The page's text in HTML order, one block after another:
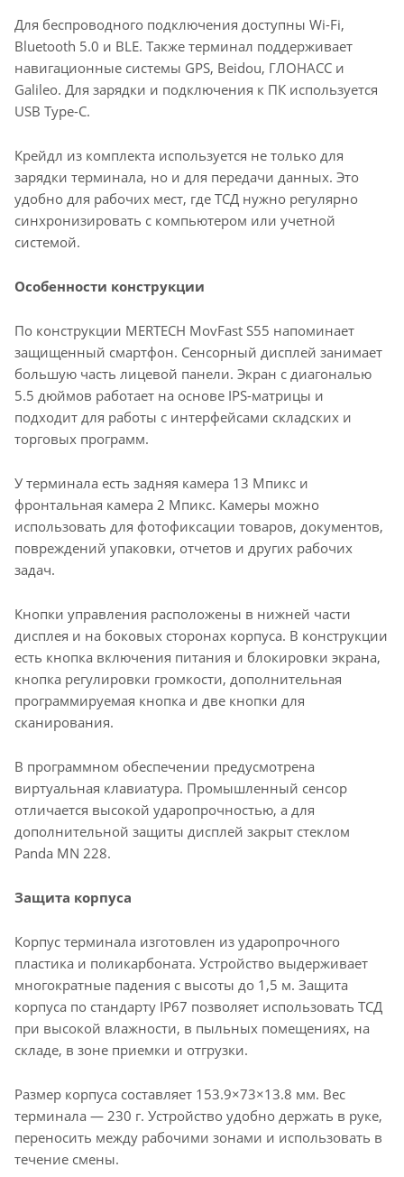
Для беспроводного подключения доступны Wi-Fi,
Bluetooth 5.0 и BLE. Также терминал поддерживает
навигационные системы GPS, Beidou, ГЛОНАСС и
Galileo. Для зарядки и подключения к ПК используется
USB Type-C.
Крейдл из комплекта используется не только для
зарядки терминала, но и для передачи данных. Это
удобно для рабочих мест, где ТСД нужно регулярно
синхронизировать с компьютером или учетной
системой.
Особенности конструкции
По конструкции MERTECH MovFast S55 напоминает
защищенный смартфон. Сенсорный дисплей занимает
большую часть лицевой панели. Экран с диагональю
5.5 дюймов работает на основе IPS-матрицы и
подходит для работы с интерфейсами складских и
торговых программ.
У терминала есть задняя камера 13 Мпикс и
фронтальная камера 2 Мпикс. Камеры можно
использовать для фотофиксации товаров, документов,
повреждений упаковки, отчетов и других рабочих
задач.
Кнопки управления расположены в нижней части
дисплея и на боковых сторонах корпуса. В конструкции
есть кнопка включения питания и блокировки экрана,
кнопка регулировки громкости, дополнительная
программируемая кнопка и две кнопки для
сканирования.
В программном обеспечении предусмотрена
виртуальная клавиатура. Промышленный сенсор
отличается высокой ударопрочностью, а для
дополнительной защиты дисплей закрыт стеклом
Panda MN 228.
Защита корпуса
Корпус терминала изготовлен из ударопрочного
пластика и поликарбоната. Устройство выдерживает
многократные падения с высоты до 1,5 м. Защита
корпуса по стандарту IP67 позволяет использовать ТСД
при высокой влажности, в пыльных помещениях, на
складе, в зоне приемки и отгрузки.
Размер корпуса составляет 153.9×73×13.8 мм. Вес
терминала — 230 г. Устройство удобно держать в руке,
переносить между рабочими зонами и использовать в
течение смены.